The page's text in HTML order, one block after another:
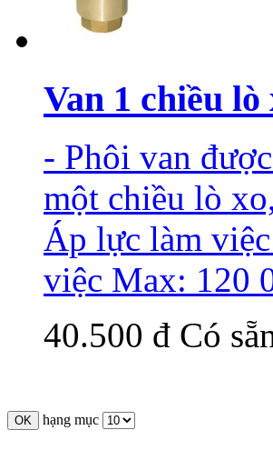
Van 1 chiều
- Phôi van
một chiều lò
Áp lực làm
việc Max: 120
40.500 đ Có
hạng mục